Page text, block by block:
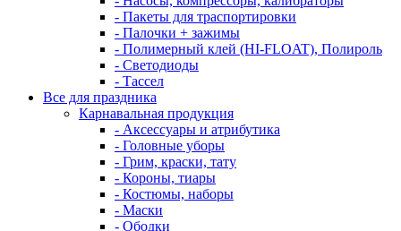
- Пакеты для траспортировки
- Палочки + зажимы
- Полимерный клей (HI-FLOAT), Полироль
- Светодиоды
- Тассел
Все для праздника
Карнавальная продукция
- Аксессуары и атрибутика
- Головные уборы
- Грим, краски, тату
- Короны, тиары
- Костюмы, наборы
- Маски
- Ободки